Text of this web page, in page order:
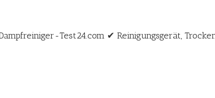
Test24.com ✔ Reinigungsgerät,